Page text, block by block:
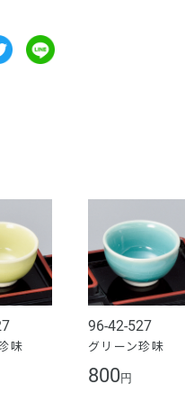
味
96-42-527
グリーン珍味
800 円